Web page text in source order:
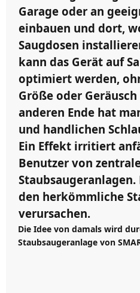
Garage oder an
einbauen und dort,
Saugdosen
kann das Gerät auf
optimiert werden,
Größe oder
anderen Ende hat
und handlichen
Ein Effekt irritiert
Benutzer von
den herkömmliche
verursachen.
Die Idee von damals wird
Staubsaugeranlage von